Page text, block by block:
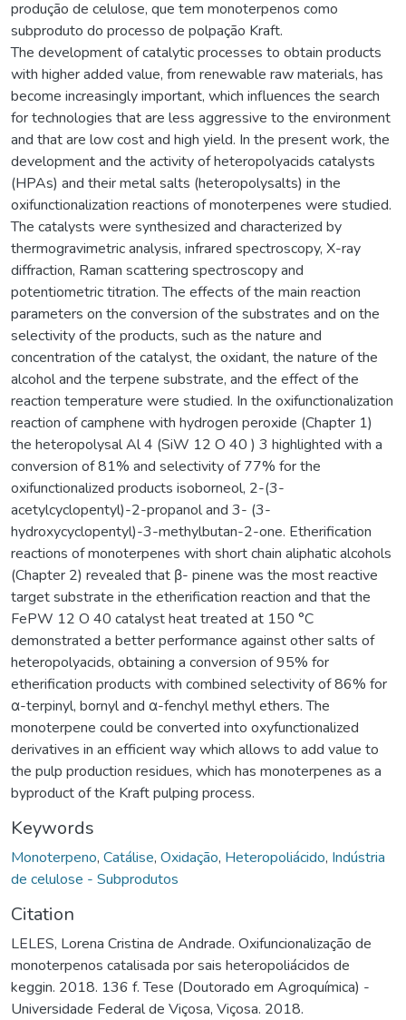
produção de celulose, que tem monoterpenos como
subproduto do processo de polpação Kraft.
The development of catalytic processes to obtain products
with higher added value, from renewable raw materials, has
become increasingly important, which influences the search
for technologies that are less aggressive to the environment
and that are low cost and high yield. In the present work, the
development and the activity of heteropolyacids catalysts
(HPAs) and their metal salts (heteropolysalts) in the
oxifunctionalization reactions of monoterpenes were studied.
The catalysts were synthesized and characterized by
thermogravimetric analysis, infrared spectroscopy, X-ray
diffraction, Raman scattering spectroscopy and
potentiometric titration. The effects of the main reaction
parameters on the conversion of the substrates and on the
selectivity of the products, such as the nature and
concentration of the catalyst, the oxidant, the nature of the
alcohol and the terpene substrate, and the effect of the
reaction temperature were studied. In the oxifunctionalization
reaction of camphene with hydrogen peroxide (Chapter 1)
the heteropolysal Al 4 (SiW 12 O 40 ) 3 highlighted with a
conversion of 81% and selectivity of 77% for the
oxifunctionalized products isoborneol, 2-(3-
acetylcyclopentyl)-2-propanol and 3- (3-
hydroxycyclopentyl)-3-methylbutan-2-one. Etherification
reactions of monoterpenes with short chain aliphatic alcohols
(Chapter 2) revealed that β- pinene was the most reactive
target substrate in the etherification reaction and that the
FePW 12 O 40 catalyst heat treated at 150 °C
demonstrated a better performance against other salts of
heteropolyacids, obtaining a conversion of 95% for
etherification products with combined selectivity of 86% for
α-terpinyl, bornyl and α-fenchyl methyl ethers. The
monoterpene could be converted into oxyfunctionalized
derivatives in an efficient way which allows to add value to
the pulp production residues, which has monoterpenes as a
byproduct of the Kraft pulping process.
Keywords
Monoterpeno, Catálise, Oxidação, Heteropoliácido, Indústria
de celulose - Subprodutos
Citation
LELES, Lorena Cristina de Andrade. Oxifuncionalização de
monoterpenos catalisada por sais heteropoliácidos de
keggin. 2018. 136 f. Tese (Doutorado em Agroquímica) -
Universidade Federal de Viçosa, Viçosa. 2018.